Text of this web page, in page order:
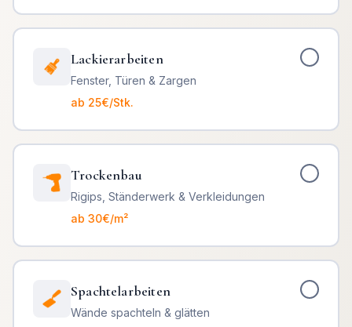
Lackierarbeiten
Fenster, Türen & Zargen
ab 25€/Stk.
Trockenbau
Rigips, Ständerwerk & Verkleidungen
ab 30€/m²
Spachtelarbeiten
Wände spachteln & glätten